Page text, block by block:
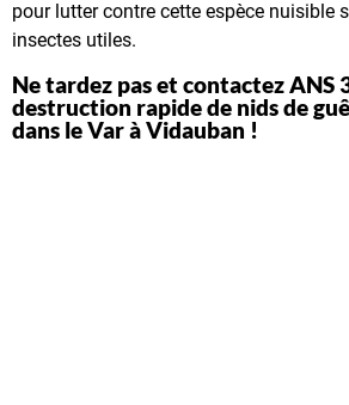
pour lutter contre cette espèce nuisible
insectes utiles.
Ne tardez pas et contactez ANS
destruction rapide de nids de
dans le Var à Vidauban !